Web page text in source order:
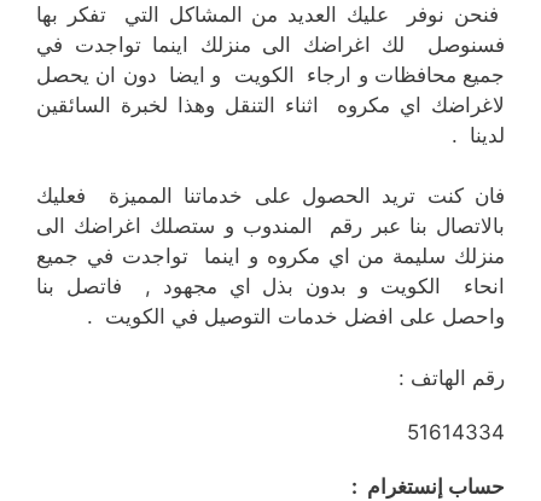
فنحن نوفر عليك العديد من المشاكل التي تفكر بها
فسنوصل لك اغراضك الى منزلك اينما تواجدت في
جميع محافظات و ارجاء الكويت و ايضا دون ان يحصل
لاغراضك اي مكروه اثناء التنقل وهذا لخبرة السائقين
لدينا .
فان كنت تريد الحصول على خدماتنا المميزة فعليك
بالاتصال بنا عبر رقم المندوب و ستصلك اغراضك الى
منزلك سليمة من اي مكروه و اينما تواجدت في جميع
انحاء الكويت و بدون بذل اي مجهود , فاتصل بنا
واحصل على افضل خدمات التوصيل في الكويت .
رقم الهاتف :
51614334
حساب إنستغرام :